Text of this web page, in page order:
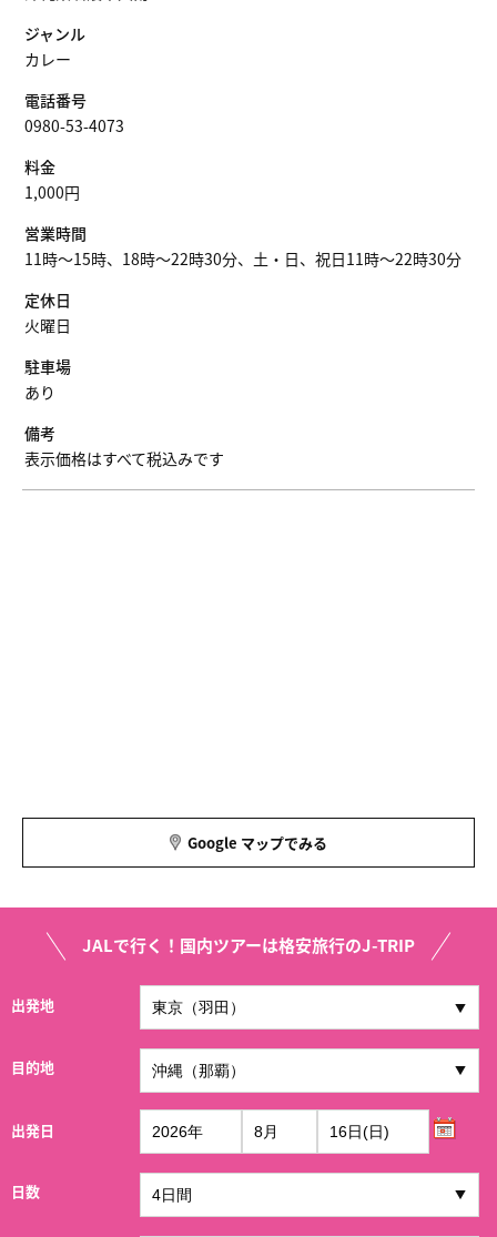
ジャンル
カレー
電話番号
0980-53-4073
料金
1,000円
営業時間
11時〜15時、18時〜22時30分、土・日、祝日11時〜22時30分
定休日
火曜日
駐車場
あり
備考
表示価格はすべて税込みです
Google マップでみる
JALで行く！国内ツアーは格安旅行のJ-TRIP
出発地
目的地
出発日
日数